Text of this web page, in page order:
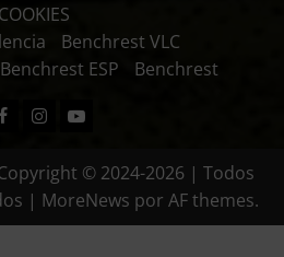
COOKIES
Benchrest VLC
Benchrest ESP Benchrest
Facebook
Instagram
Youtube
© 2024-2026 | Todos
| MoreNews por AF themes.